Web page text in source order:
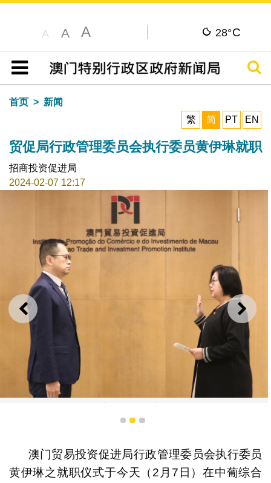
A A A 28°C
目录
搜寻
首页
新闻
繁
简 PT EN
贸促局行政管理委员会执行委员黄伊琳就职
招商投资促进局
2024-02-07 12:17
上一则 下一
1 2 3
澳门贸易投资促进局行政管理委员会执行委员
黄伊琳之就职仪式于今天（2月7日）在中葡综合